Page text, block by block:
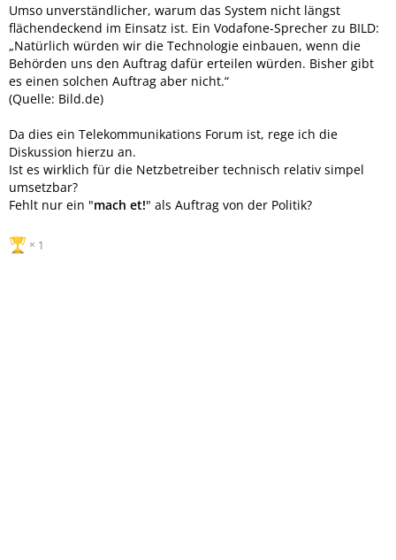
Umso unverständlicher, warum das System nicht längst
flächendeckend im Einsatz ist. Ein Vodafone-Sprecher zu BILD:
„Natürlich würden wir die Technologie einbauen, wenn die
Behörden uns den Auftrag dafür erteilen würden. Bisher gibt
es einen solchen Auftrag aber nicht.“
(Quelle: Bild.de)
Da dies ein Telekommunikations Forum ist, rege ich die
Diskussion hierzu an.
Ist es wirklich für die Netzbetreiber technisch relativ simpel
umsetzbar?
Fehlt nur ein "mach et!" als Auftrag von der Politik?
1